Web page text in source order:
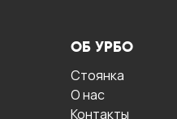
ОБ УРБО
Стоянка
О нас
Контакты